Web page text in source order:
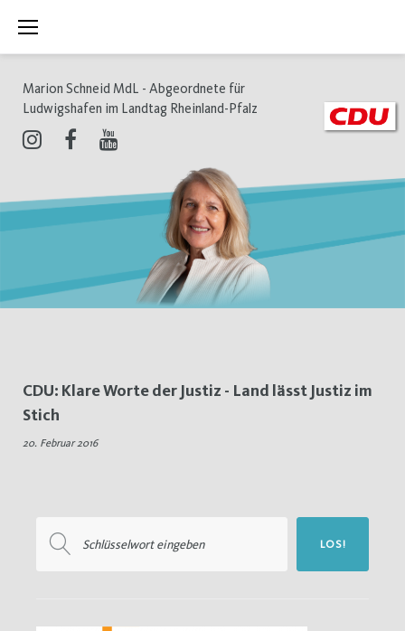
Inhalt
Marion Schneid MdL - Abgeordnete für
Ludwigshafen im Landtag Rheinland-Pfalz
Tag:
20.
CDU: Klare Worte der Justiz - Land lässt Justiz im
Stich
20. Februar 2016
nach:
LOS!